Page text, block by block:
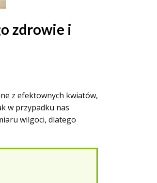
zdrowie i
z efektownych kwiatów,
w przypadku nas
wilgoci, dlatego